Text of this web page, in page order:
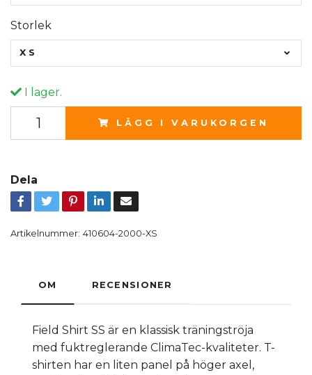
Storlek
XS
I lager.
LÄGG I VARUKORGEN
Dela
Artikelnummer: 410604-2000-XS
OM RECENSIONER
Field Shirt SS är en klassisk träningströja
med fuktreglerande ClimaTec-kvaliteter. T-
shirten har en liten panel på höger axel,